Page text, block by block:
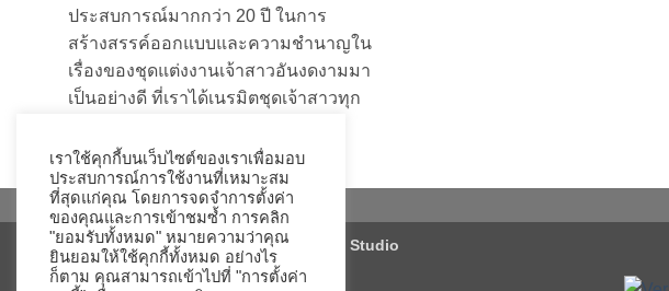
ประสบการณ์มากกว่า 20 ปี ในการ
สร้างสรรค์ออกแบบและความชำนาญใน
เรื่องของชุดแต่งงานเจ้าสาวอันงดงามมา
เป็นอย่างดี ที่เราได้เนรมิตชุดเจ้าสาวทุก
Copyright 2026 ©Deep Love Wedding Studio
เราใช้คุกกี้บนเว็บไซต์ของเราเพื่อมอบ
ประสบการณ์การใช้งานที่เหมาะสม
ที่สุดแก่คุณ โดยการจดจำการตั้งค่า
ของคุณและการเข้าชมซ้ำ การคลิก
"ยอมรับทั้งหมด" หมายความว่าคุณ
ยินยอมให้ใช้คุกกี้ทั้งหมด อย่างไร
ก็ตาม คุณสามารถเข้าไปที่ "การตั้งค่า